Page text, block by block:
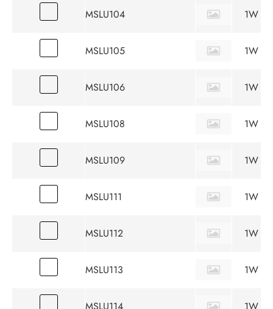
MSLU104 1W
MSLU105 1W
MSLU106 1W
MSLU108 1W
MSLU109 1W
MSLU111 1W
MSLU112 1W
MSLU113 1W